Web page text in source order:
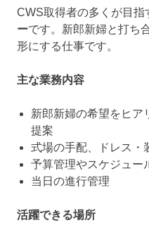
CWS取得者の多くが目指
ーです。新郎新婦と打ち
形にする仕事です。
主な業務内容
新郎新婦の希望をヒア
提案
式場の手配、ドレス・
予算管理やスケジュー
当日の進行管理
活躍できる場所